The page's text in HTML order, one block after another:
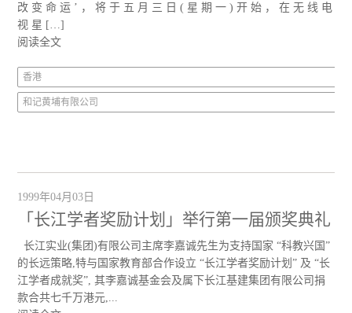
改 变 命 运 ’ ， 将 于 五 月 三 日 ( 星 期 一 ) 开 始 ， 在 无 线 电
视 星 […]
阅读全文
香港
和记黄埔有限公司
1999年04月03日
「长江学者奖励计划」举行第一届颁奖典礼
长江实业(集团)有限公司主席李嘉诚先生为支持国家 “科教兴国”
的长远策略,特与国家教育部合作设立 “长江学者奖励计划” 及 “长
江学者成就奖”, 其李嘉诚基金会及属下长江基建集团有限公司捐
款合共七千万港元,...